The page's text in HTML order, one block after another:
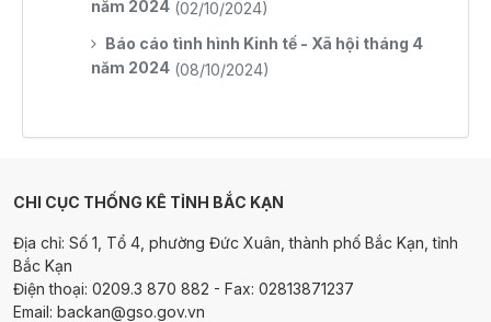
năm 2024 (02/10/2024)
Báo cáo tình hình Kinh tế - Xã hội tháng 4
năm 2024 (08/10/2024)
CHI CỤC THỐNG KÊ TỈNH BẮC KẠN
Địa chỉ: Số 1, Tổ 4, phường Đức Xuân, thành phố Bắc Kạn, tỉnh
Bắc Kạn
Điện thoại: 0209.3 870 882 - Fax: 02813871237
Email: backan@gso.gov.vn